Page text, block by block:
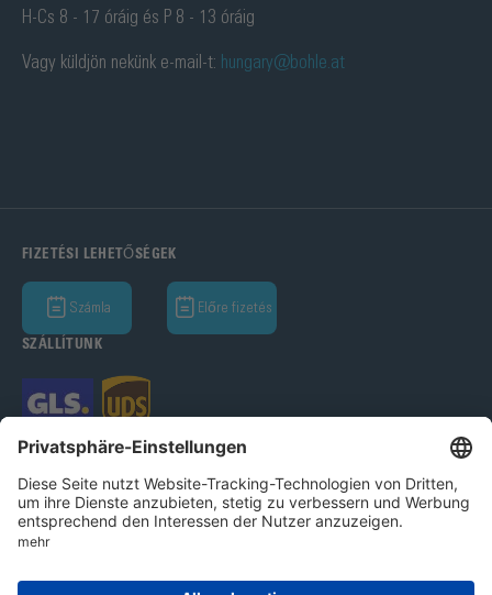
H-Cs 8 - 17 óráig és P 8 - 13 óráig
Vagy küldjön nekünk e-mail-t: hungary@bohle.at
FIZETÉSI LEHETŐSÉGEK
Számla Előre fizetés
SZÁLLÍTUNK
Bohle GmbH 2026